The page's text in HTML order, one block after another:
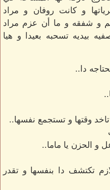
و كانت روفان و مراد
و شفقه و ما أن عزم مراد
بيديه تسحبه بعيدا و هيا
دا..
تاخد وقتها و تستجمع نفسها..
و الحزن يا ماما..
تكتشف دا بنفسها و تقدر